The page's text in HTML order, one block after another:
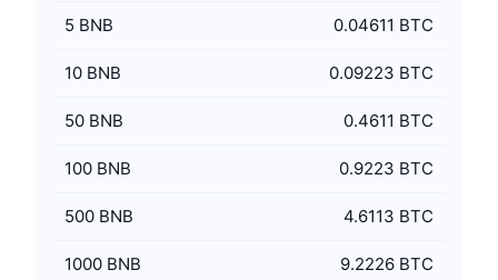
5 BNB 0.04611 BTC
10 BNB 0.09223 BTC
50 BNB 0.4611 BTC
100 BNB 0.9223 BTC
500 BNB 4.6113 BTC
1000 BNB 9.2226 BTC